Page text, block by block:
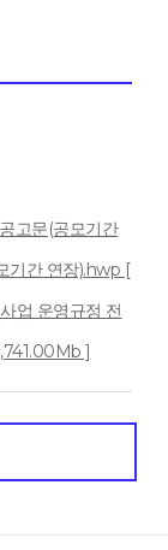
고문(공모기간
기간 연장).hwp [
업 운영규정 전
]